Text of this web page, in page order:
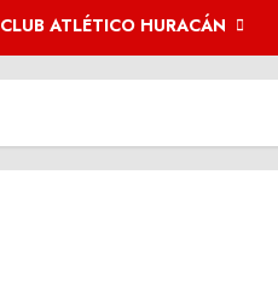
CLUB ATLÉTICO HURACÁN